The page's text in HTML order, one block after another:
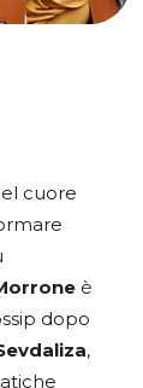
cuore
è
dopo
,